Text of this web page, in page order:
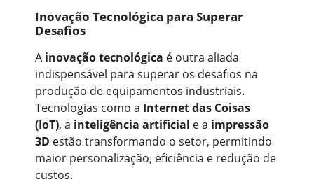
Inovação Tecnológica para Superar
Desafios
A inovação tecnológica é outra aliada
indispensável para superar os desafios na
produção de equipamentos industriais.
Tecnologias como a Internet das Coisas
(IoT), a inteligência artificial e a impressão
3D estão transformando o setor, permitindo
maior personalização, eficiência e redução de
custos.